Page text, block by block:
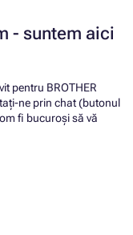
- suntem aici
pentru BROTHER
ne prin chat (butonul
fi bucuroși să vă